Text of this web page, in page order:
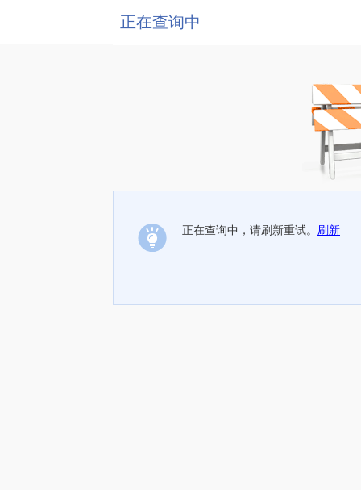
正在查询中
正在查询中，请刷新重试。 刷新